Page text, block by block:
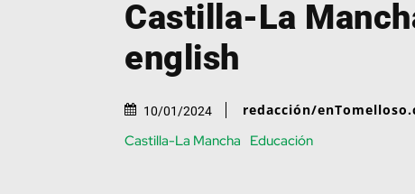
Castilla-La
english
10/01/2024 redacción/
Castilla-La Mancha Educación